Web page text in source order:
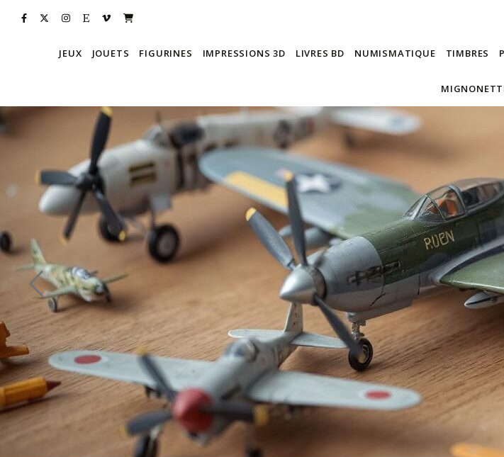
JEUX JOUETS FIGURINES IMPRESSIONS 3D LIVRES BD NUMISMATIQUE TIMBRES